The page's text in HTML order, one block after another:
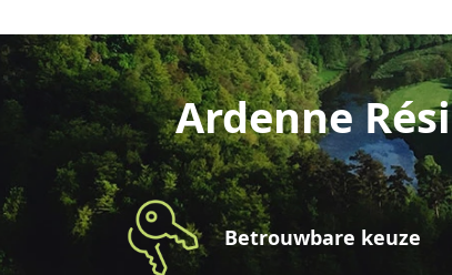
Ardenne
Betrouwbare keuze